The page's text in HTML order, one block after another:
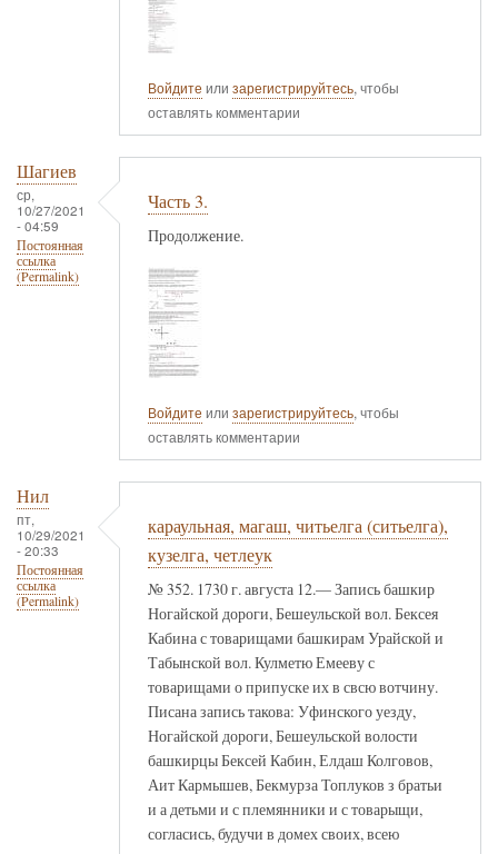
Войдите или зарегистрируйтесь, чтобы
оставлять комментарии
Шагиев
ср,
10/27/2021
- 04:59
Постоянная
ссылка
(Permalink)
Часть 3.
Продолжение.
Войдите или зарегистрируйтесь, чтобы
оставлять комментарии
Нил
пт,
10/29/2021
- 20:33
Постоянная
ссылка
(Permalink)
караульная, магаш, читьелга (ситьелга),
кузелга, четлеук
№ 352. 1730 г. августа 12.— Запись башкир
Ногайской дороги, Бешеульской вол. Бексея
Кабина с товарищами башкирам Урайской и
Табынской вол. Кулметю Емееву с
товарищами о припуске их в свсю вотчину.
Писана запись такова: Уфинского уезду,
Ногайской дороги, Бешеульской волости
башкирцы Бексей Кабин, Елдаш Колговов,
Аит Кармышев, Бекмурза Топлуков з братьи
и а детьми и с племянники и с товарыщи,
согласись, будучи в домех своих, всею